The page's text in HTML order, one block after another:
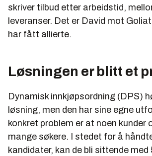
skriver tilbud etter arbeidstid,
leveranser. Det er David mot
har fått allierte.
Løsningen er blitt et
Dynamisk innkjøpsordning (DPS)
løsning, men den har sine egne
konkret problem er at noen kunder
mange søkere. I stedet for å
kandidater, kan de bli sittende